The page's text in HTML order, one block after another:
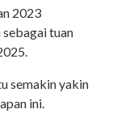
2023
tuan
semakin yakin
ini.